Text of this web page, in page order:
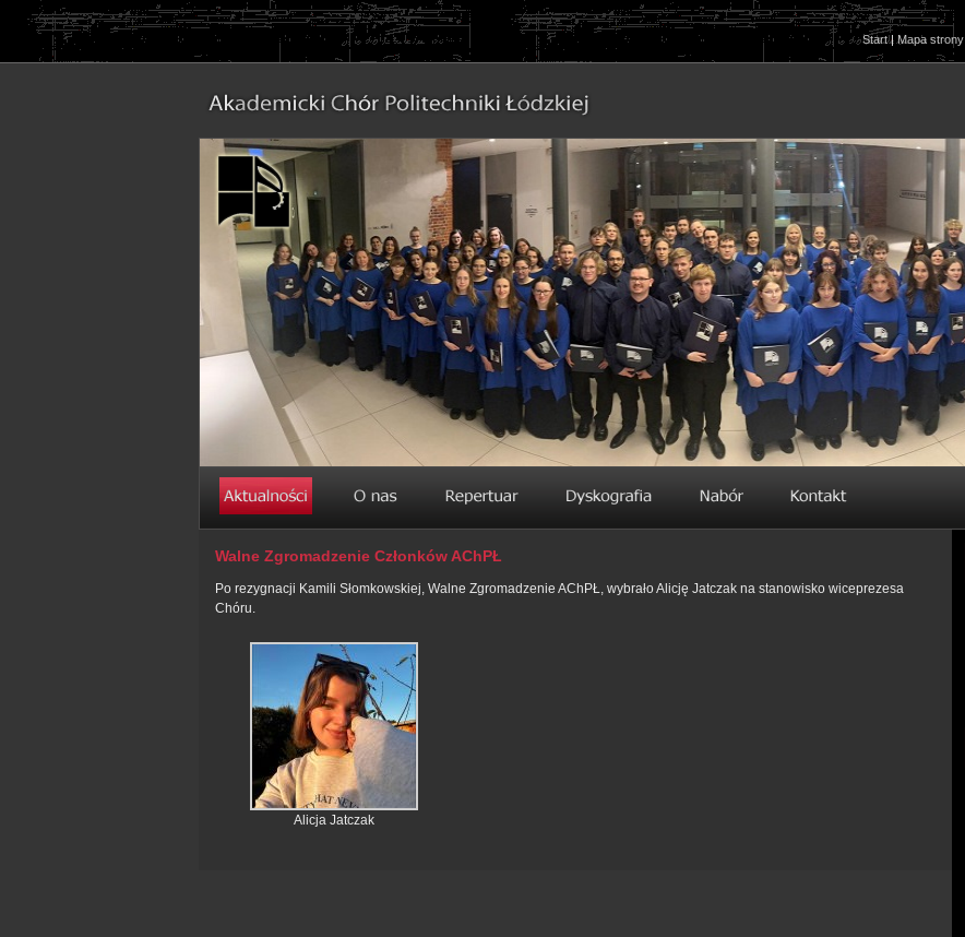
Start| Mapa strony
Walne Zgromadzenie Członków AChPŁ
Po rezygnacji Kamili Słomkowskiej, Walne Zgromadzenie AChPŁ, wybrało Alicję Jatczak na stanowisko wiceprezesa
Chóru.
Alicja Jatczak